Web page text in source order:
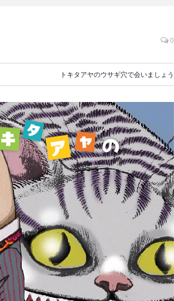
0
トキタアヤのウサギ穴で会いましょう